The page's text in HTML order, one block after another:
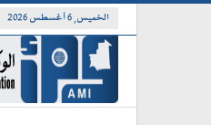
الخميس, 6 أغسطس 2026